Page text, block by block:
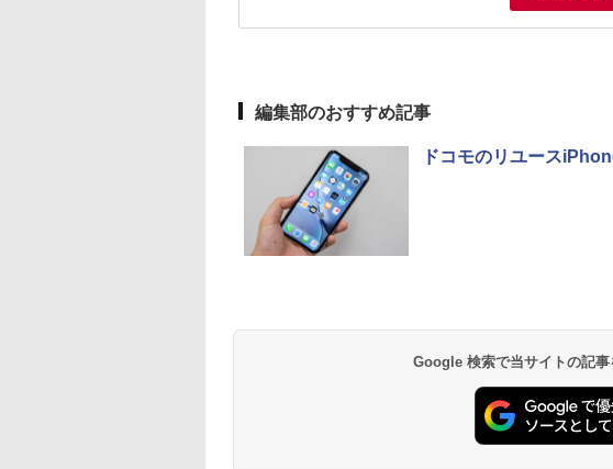
編集部のおすすめ記事
ドコモのリユース
Google 検索で当サイトの記事